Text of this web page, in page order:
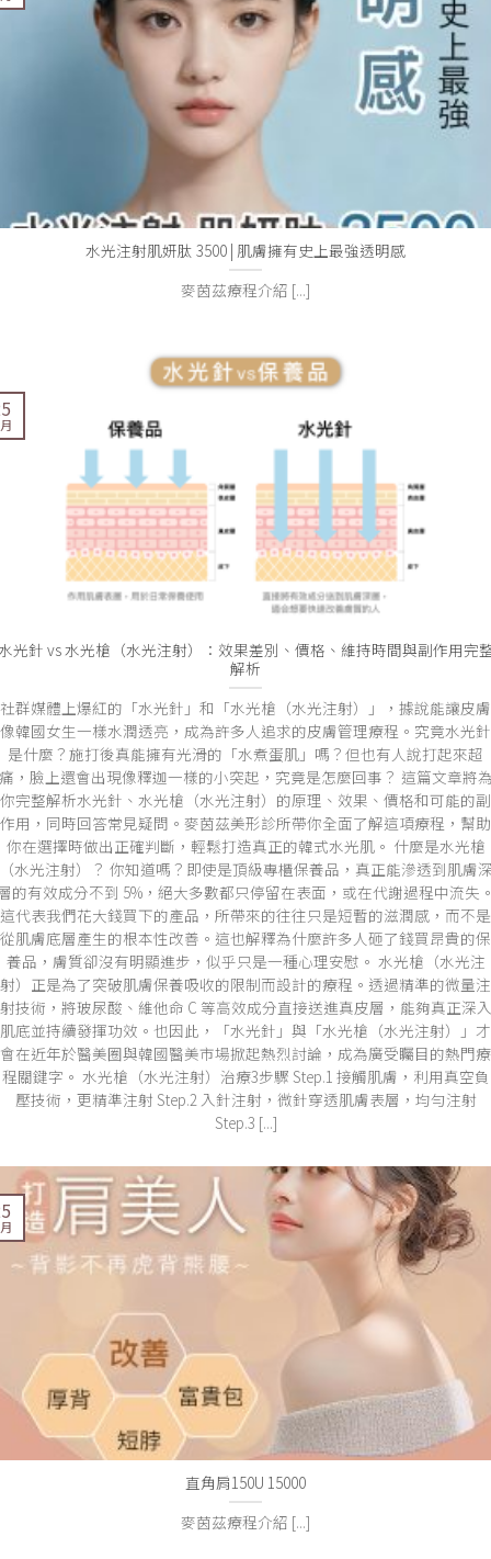
水光注射肌妍肽 3500 | 肌膚擁有史上最強透明感
麥茵茲療程介紹 [...]
光針 vs 水光槍（水光注射）：效果差別、價格、維持時間與副作用完
解析
社群媒體上爆紅的「水光針」和「水光槍（水光注射）」，據說能讓皮膚
像韓國女生一樣水潤透亮，成為許多人追求的皮膚管理療程。究竟水光針
是什麼？施打後真能擁有光滑的「水煮蛋肌」嗎？但也有人說打起來超
，臉上還會出現像釋迦一樣的小突起，究竟是怎麼回事？ 這篇文章將
你完整解析水光針、水光槍（水光注射）的原理、效果、價格和可能的副
作用，同時回答常見疑問。麥茵茲美形診所帶你全面了解這項療程，幫助
你在選擇時做出正確判斷，輕鬆打造真正的韓式水光肌。 什麼是水光槍
水光注射）？ 你知道嗎？即使是頂級專櫃保養品，真正能滲透到肌膚
的有效成分不到 5%，絕大多數都只停留在表面，或在代謝過程中流失
這代表我們花大錢買下的產品，所帶來的往往只是短暫的滋潤感，而不是
從肌膚底層產生的根本性改善。這也解釋為什麼許多人砸了錢買昂貴的保
養品，膚質卻沒有明顯進步，似乎只是一種心理安慰。 水光槍（水光注
射）正是為了突破肌膚保養吸收的限制而設計的療程。透過精準的微量注
射技術，將玻尿酸、維他命 C 等高效成分直接送進真皮層，能夠真正深入
肌底並持續發揮功效。也因此，「水光針」與「水光槍（水光注射）」才
會在近年於醫美圈與韓國醫美市場掀起熱烈討論，成為廣受矚目的熱門療
程關鍵字。 水光槍（水光注射）治療3步驟 Step.1 接觸肌膚，利用真空負
壓技術，更精準注射 Step.2 入針注射，微針穿透肌膚表層，均勻注射
Step.3 [...]
直角肩150U 15000
麥茵茲療程介紹 [...]